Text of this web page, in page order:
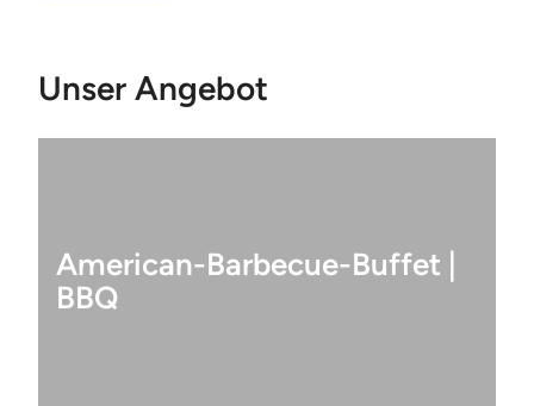
Unser Angebot
American-Barbecue-Buffet |
BBQ